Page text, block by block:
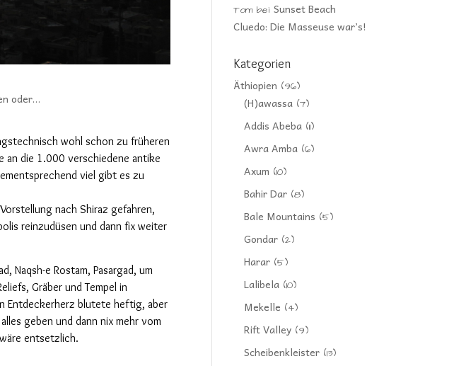
oder…
wohlschonzu früheren
an die 1.000 verschiedene antike
viel gibt es zu
nach Shiraz gefahren,
reinzudüsen und dann fix weiter
Naqsh-e Rostam, Pasargad, um
Gräber und Tempel in
Entdeckerherz blutete heftig, aber
geben und dann nix mehr vom
entsetzlich.
Tom beiSunset Beach
Cluedo: Die Masseuse war’s!
Kategorien
Äthiopien (96)
(H)awassa (7)
Addis Abeba (11)
Awra Amba (6)
Axum (10)
Bahir Dar (8)
Bale Mountains (5)
Gondar (2)
Harar (5)
Lalibela (10)
Mekelle (4)
Rift Valley (9)
Scheibenkleister (13)